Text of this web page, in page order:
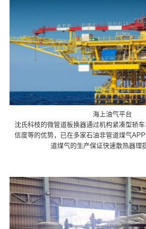
海上油气平台
沈氏科枝的微管道板换器通过机构紧凑型轿
信度等的优势，已在多家石油非管道煤气
道煤气的生产保证快速散热器理